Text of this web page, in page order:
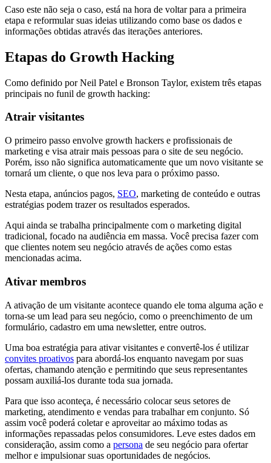
Caso este não seja o caso, está na hora de voltar para a primeira
etapa e reformular suas ideias utilizando como base os dados e
informações obtidas através das iterações anteriores.
Etapas do Growth Hacking
Como definido por Neil Patel e Bronson Taylor, existem três etapas
principais no funil de growth hacking:
Atrair visitantes
O primeiro passo envolve growth hackers e profissionais de
marketing e visa atrair mais pessoas para o site de seu negócio.
Porém, isso não significa automaticamente que um novo visitante se
tornará um cliente, o que nos leva para o próximo passo.
Nesta etapa, anúncios pagos, SEO, marketing de conteúdo e outras
estratégias podem trazer os resultados esperados.
Aqui ainda se trabalha principalmente com o marketing digital
tradicional, focado na audiência em massa. Você precisa fazer com
que clientes notem seu negócio através de ações como estas
mencionadas acima.
Ativar membros
A ativação de um visitante acontece quando ele toma alguma ação e
torna-se um lead para seu negócio, como o preenchimento de um
formulário, cadastro em uma newsletter, entre outros.
Uma boa estratégia para ativar visitantes e convertê-los é utilizar
convites proativos para abordá-los enquanto navegam por suas
ofertas, chamando atenção e permitindo que seus representantes
possam auxiliá-los durante toda sua jornada.
Para que isso aconteça, é necessário colocar seus setores de
marketing, atendimento e vendas para trabalhar em conjunto. Só
assim você poderá coletar e aproveitar ao máximo todas as
informações repassadas pelos consumidores. Leve estes dados em
consideração, assim como a persona de seu negócio para ofertar
melhor e impulsionar suas oportunidades de negócios.